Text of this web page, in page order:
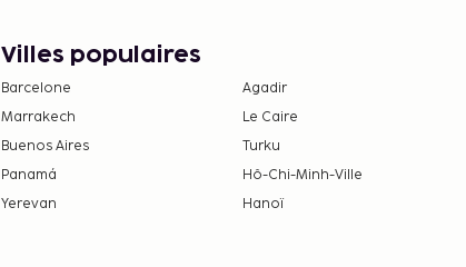
Villes populaires
Barcelone Agadir
Marrakech
Le Caire
Buenos Aires
Turku
Panamá
Hô-Chi-Minh-Ville
Yerevan
Hanoï